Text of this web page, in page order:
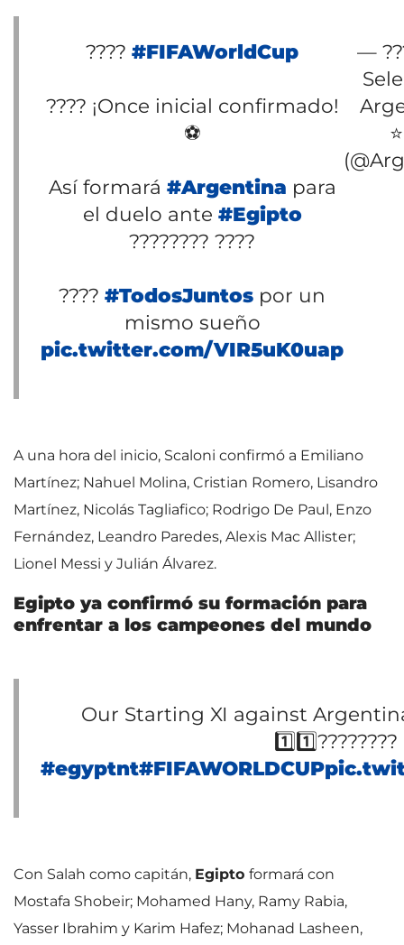
???? #FIFAWorldCup
???? ¡Once inicial confirmado!
⚽
Así formará #Argentina para
el duelo ante #Egipto
???????? ????
???? #TodosJuntos por un
mismo sueño
pic.twitter.com/VIR5uK0uap
—
A una hora del inicio, Scaloni confirmó a Emiliano
Martínez; Nahuel Molina, Cristian Romero, Lisandro
Martínez, Nicolás Tagliafico; Rodrigo De Paul, Enzo
Fernández, Leandro Paredes, Alexis Mac Allister;
Lionel Messi y Julián Álvarez.
Egipto ya confirmó su formación para
enfrentar a los campeones del mundo
Our Starting XI against
1️⃣1️⃣????????
#egyptnt#FIFAWORLDCUP
Con Salah como capitán, Egipto formará con
Mostafa Shobeir; Mohamed Hany, Ramy Rabia,
Yasser Ibrahim y Karim Hafez; Mohanad Lasheen,